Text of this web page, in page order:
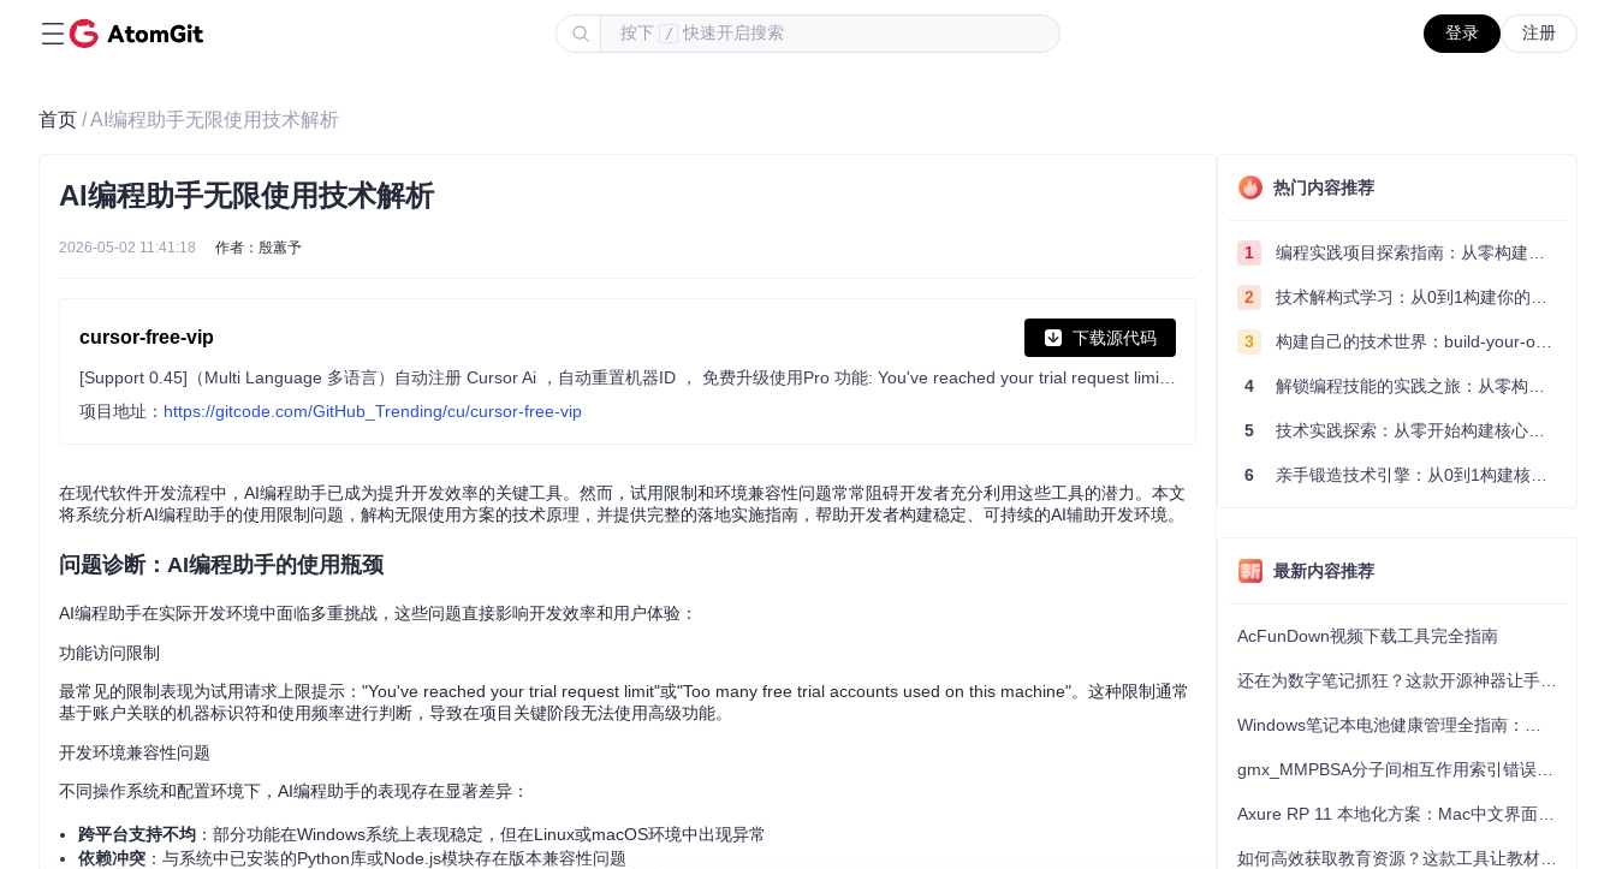
按下 / 快速开启搜索 登录 注册
首页 / AI编程助手无限使用技术解析
AI编程助手无限使用技术解析
2026-05-02 11:41:18 作者：殷蕙予
cursor-free-vip 下载源代码
项目地址： https://gitcode.com/GitHub_Trending/cu/cursor-free-vip
在现代软件开发流程中，AI编程助手已成为提升开发效率的关键工具。然而，试用限制和环境兼容性问题常常阻碍开发者充分利用这些工具的潜力。本文
将系统分析AI编程助手的使用限制问题，解构无限使用方案的技术原理，并提供完整的落地实施指南，帮助开发者构建稳定、可持续的AI辅助开发环境。
问题诊断：AI编程助手的使用瓶颈
AI编程助手在实际开发环境中面临多重挑战，这些问题直接影响开发效率和用户体验：
功能访问限制
最常见的限制表现为试用请求上限提示："You've reached your trial request limit"或"Too many free trial accounts used on this machine"。这种限制通常
基于账户关联的机器标识符和使用频率进行判断，导致在项目关键阶段无法使用高级功能。
开发环境兼容性问题
不同操作系统和配置环境下，AI编程助手的表现存在显著差异：
跨平台支持不均 ：部分功能在Windows系统上表现稳定，但在Linux或macOS环境中出现异常
依赖冲突 ：与系统中已安装的Python库或Node.js模块存在版本兼容性问题
热门内容推荐
1 编程实践项目探索指南：从零构建技术能力体系
2 技术解构式学习：从0到1构建你的编程知识体系
3 构建自己的技术世界：build-your-own-x项目的实践探索指南
4 解锁编程技能的实践之旅：从零构建你的技术世界
5 技术实践探索：从零开始构建核心系统的实践指南
6 亲手锻造技术引擎：从0到1构建核心系统的实践指南
最新内容推荐
AcFunDown视频下载工具完全指南